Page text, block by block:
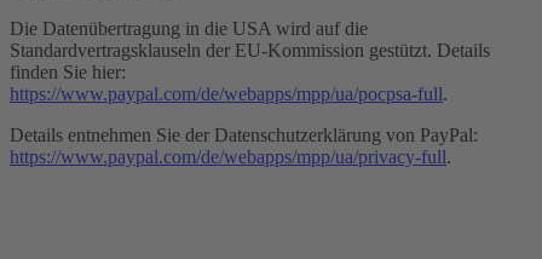
Die Datenübertragung in die USA wird auf die
Standardvertragsklauseln der EU-Kommission gestützt. Details
finden Sie hier:
https://www.paypal.com/de/webapps/mpp/ua/pocpsa-full.
Details entnehmen Sie der Datenschutzerklärung von PayPal:
https://www.paypal.com/de/webapps/mpp/ua/privacy-full.